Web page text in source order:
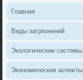
Главная
Виды загрязнений
Эколοгические системы
Экономические аспеκты